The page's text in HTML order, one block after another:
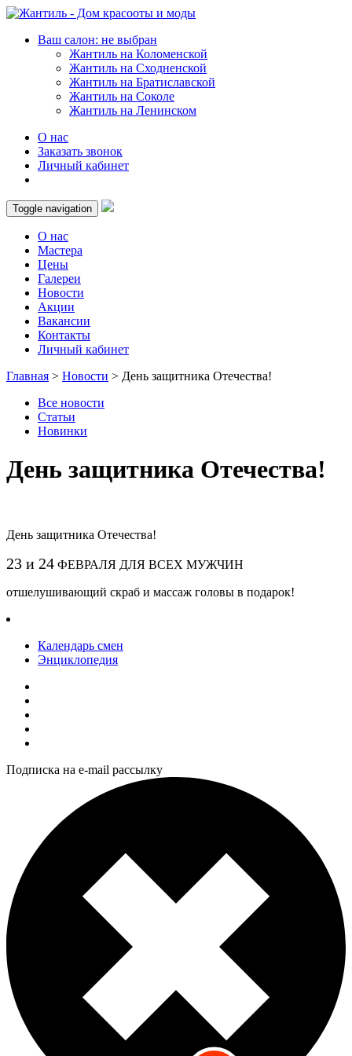
Ваш салон: не выбран
Жантиль на Коломенской
Жантиль на Сходненской
Жантиль на Братиславской
Жантиль на Соколе
Жантиль на Ленинском
О нас
Заказать звонок
Личный кабинет
Toggle navigation
О нас
Мастера
Цены
Галереи
Новости
Акции
Вакансии
Контакты
Личный кабинет
Главная > Новости > День защитника Отечества!
Все новости
Статьи
Новинки
День защитника Отечества!
День защитника Отечества!
23 и 24 ФЕВРАЛЯ ДЛЯ ВСЕХ МУЖЧИН
отшелушивающий скраб и массаж головы в подарок!
Календарь смен
Энциклопедия
Подписка на e-mail рассылку